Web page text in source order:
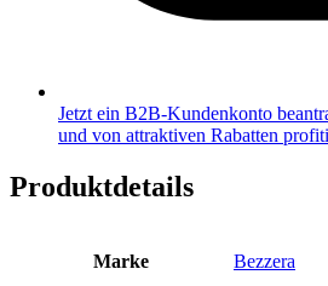
Jetzt ein B2B-Kundenkonto
und von attraktiven Rabatten
Produktdetails
Marke Bezzera